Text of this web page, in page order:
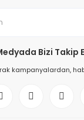
Bizi Takip
kampanyalardan,